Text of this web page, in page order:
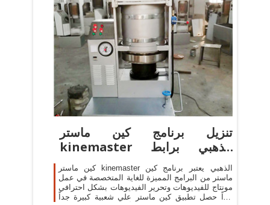
تنزيل برنامج كين ماستر
kinemaster الذهبي برابط
مباشر
كين ماستر kinemaster الذهبي يعتبر برنامج كين
ماستر من البرامج المميزة للغاية المتخصصة في عمل
مونتاج للفيديوهات وتحرير الفيديوهات بشكل احترافي
جداً حصل تطبيق كين ماستر علي شعبية كبيرة جداً